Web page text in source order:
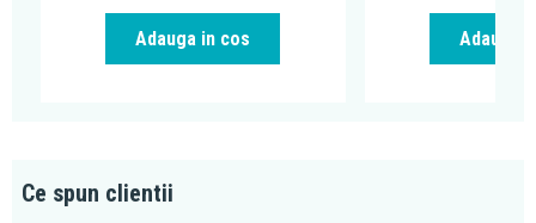
Adauga in cos Adauga
Ce spun clientii